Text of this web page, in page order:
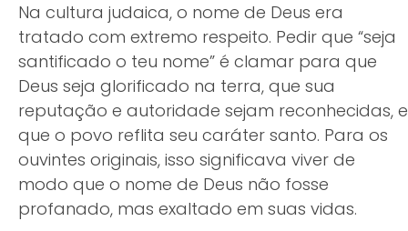
Na cultura judaica, o nome de Deus era
tratado com extremo respeito. Pedir que “seja
santificado o teu nome” é clamar para que
Deus seja glorificado na terra, que sua
reputação e autoridade sejam reconhecidas, e
que o povo reflita seu caráter santo. Para os
ouvintes originais, isso significava viver de
modo que o nome de Deus não fosse
profanado, mas exaltado em suas vidas.